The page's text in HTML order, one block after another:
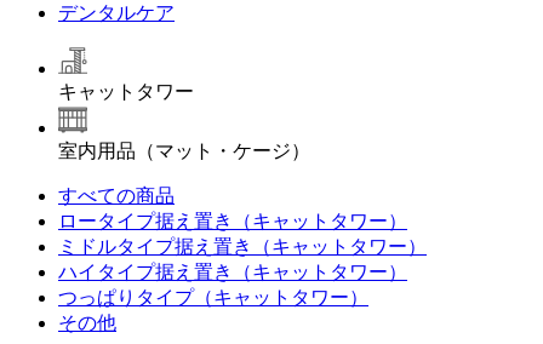
デンタルケア
キャットタワー
室内用品（マット・ケージ）
すべての商品
ロータイプ据え置き（キャットタワー）
ミドルタイプ据え置き（キャットタワー）
ハイタイプ据え置き（キャットタワー）
つっぱりタイプ（キャットタワー）
その他